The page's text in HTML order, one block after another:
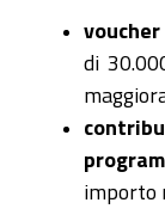
di
importo